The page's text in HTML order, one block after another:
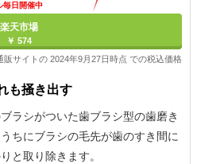
毎日開催中
楽天市場
￥ 574
サイトの 2024年9月27日時点 での税込価格
も掻き出す
ラシがついた歯ブラシ型の歯磨き
ちにブラシの毛先が歯のすき間に
と取り除きます。